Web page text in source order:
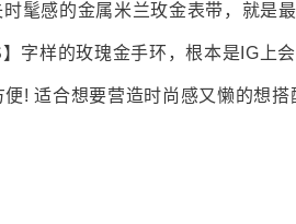
髦感的金属米兰玫金表带，就是
字样的玫瑰金手环，根本是IG上
! 适合想要营造时尚感又懒的想搭